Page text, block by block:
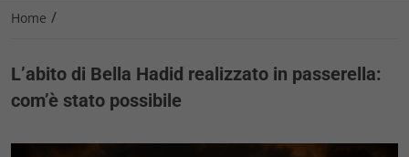
Home /
L’abito di Bella Hadid realizzato in passerella:
com’è stato possibile